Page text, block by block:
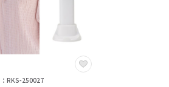
RKS-250027